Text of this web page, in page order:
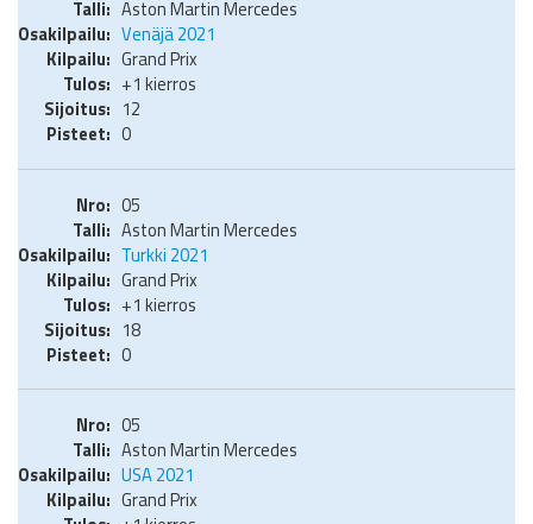
Aston Martin Mercedes
Venäjä 2021
Grand Prix
+1 kierros
12
0
05
Aston Martin Mercedes
Turkki 2021
Grand Prix
+1 kierros
18
0
05
Aston Martin Mercedes
USA 2021
Grand Prix